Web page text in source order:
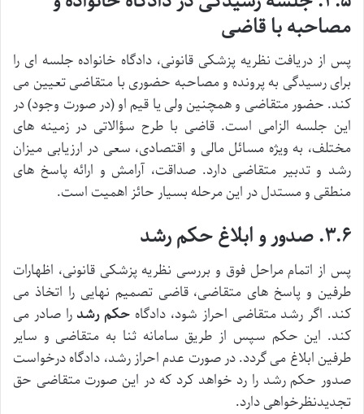
مصاحبه با قاضی
پس از دریافت نظریه پزشکی قانونی، دادگاه خانواده جلسه ای را
برای رسیدگی به پرونده و مصاحبه حضوری با متقاضی تعیین می
کند. حضور متقاضی و همچنین ولی یا قیم او (در صورت وجود) در
این جلسه الزامی است. قاضی با طرح سؤالاتی در زمینه های
مختلف، به ویژه مسائل مالی و اقتصادی، سعی در ارزیابی میزان
رشد و تدبیر متقاضی دارد. صداقت، آرامش و ارائه پاسخ های
منطقی و مستدل در این مرحله بسیار حائز اهمیت است.
۳.۶. صدور و ابلاغ حکم رشد
پس از اتمام مراحل فوق و بررسی نظریه پزشکی قانونی، اظهارات
طرفین و پاسخ های متقاضی، قاضی تصمیم نهایی را اتخاذ می
کند. اگر رشد متقاضی احراز شود، دادگاه حکم رشد را صادر می
کند. این حکم سپس از طریق سامانه ثنا به متقاضی و سایر
طرفین ابلاغ می گردد. در صورت عدم احراز رشد، دادگاه درخواست
صدور حکم رشد را رد خواهد کرد که در این صورت متقاضی حق
تجدیدنظرخواهی دارد.